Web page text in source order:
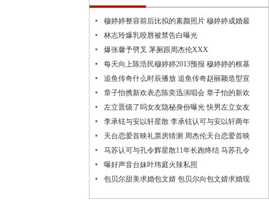
穆婷婷整容前后比拟的素颜照片 穆婷婷成婚最
林志玲爆乳咬唇被禁告白曝光
爆张馨予劈叉 茅厕跟周杰伦XXX
每天向上陈浩民穆婷婷2013预报 穆婷婷的根基
追鱼传奇什么时辰播放 追鱼传奇赵丽颖造型宣
章子怡携新欢表态陈奕迅演唱会 章子怡的新欢
左立晋级了吗女友隐秘身份曝光 快男左立女友
李承铉与安以轩星散 李承铉认可与安以轩两年
天台恋爱首映礼票房猜测 周杰伦天台恋爱首映
马苏认可与孔令辉星散11年长跑终结 马苏孔令
曝好声音台妹叶玮庭火辣私照
包贝尔甜美求婚包文婧 包贝尔向包文婧求婚现